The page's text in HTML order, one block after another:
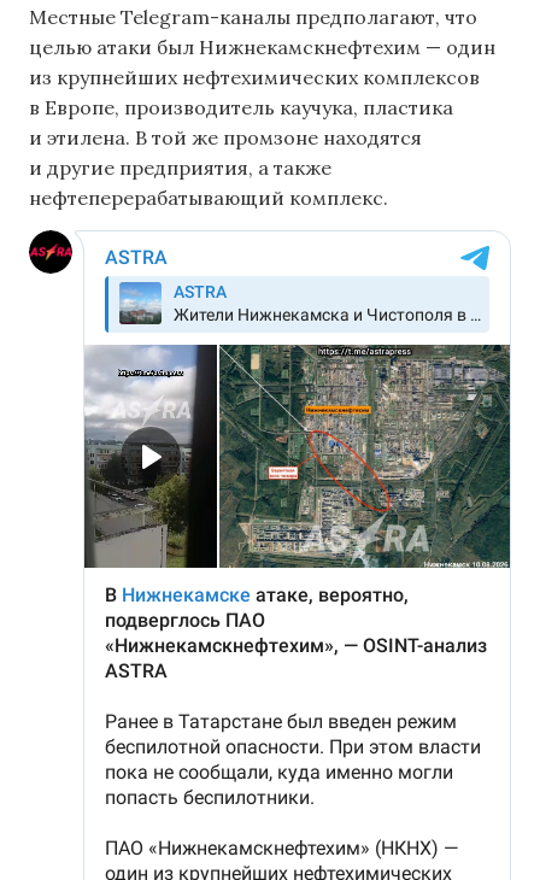
Местные Telegram-каналы предполагают, что
целью атаки был Нижнекамскнефтехим — один
из крупнейших нефтехимических комплексов
в Европе, производитель каучука, пластика
и этилена. В той же промзоне находятся
и другие предприятия, а также
нефтеперерабатывающий комплекс.